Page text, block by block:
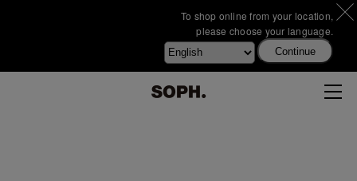
To shop online from your location,
please choose your language.
Continue